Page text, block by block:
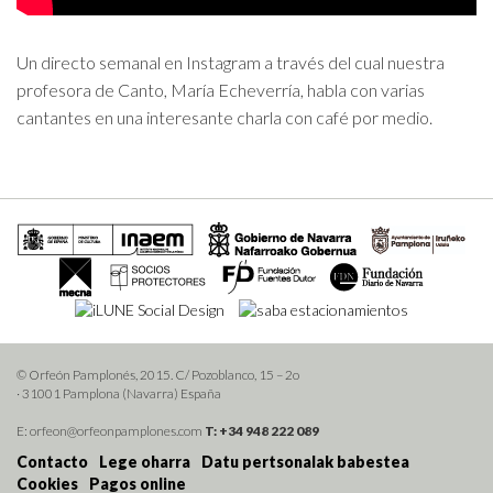
Un directo semanal en Instagram a través del cual nuestra
profesora de Canto, María Echeverría, habla con varias
cantantes en una interesante charla con café por medio.
© Orfeón Pamplonés, 2015. C/ Pozoblanco, 15 – 2o
· 31001 Pamplona (Navarra) España
E: orfeon@orfeonpamplones.com T: +34 948 222 089
Contacto Lege oharra
Datu pertsonalak babestea
Cookies
Pagos online